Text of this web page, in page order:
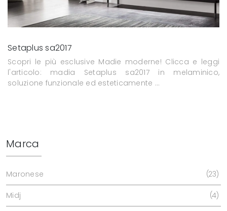
Setaplus sa2017
Scopri le più esclusive Madie moderne! Clicca e leggi
l'articolo: madia Setaplus sa2017 in melaminico,
soluzione funzionale ed esteticamente ...
Marca
Maronese 23
Midj 4